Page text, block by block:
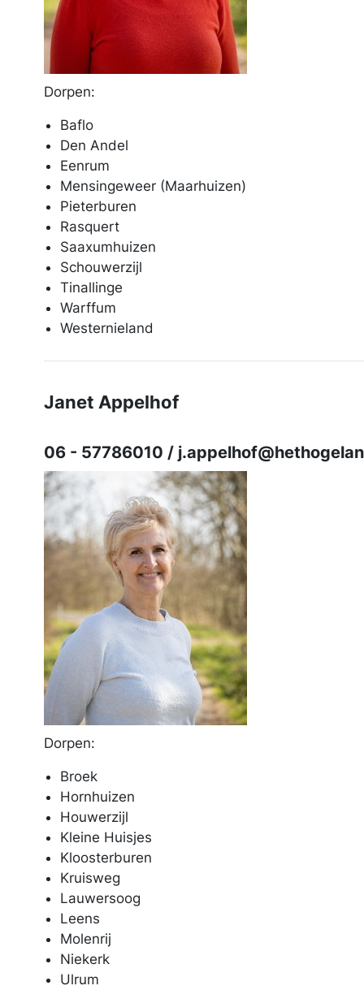
Dorpen:
Baflo
Den Andel
Eenrum
Mensingeweer (Maarhuizen)
Pieterburen
Rasquert
Saaxumhuizen
Schouwerzijl
Tinallinge
Warffum
Westernieland
Janet Appelhof
06 - 57786010 /
Dorpen:
Broek
Hornhuizen
Houwerzijl
Kleine Huisjes
Kloosterburen
Kruisweg
Lauwersoog
Leens
Molenrij
Niekerk
Ulrum